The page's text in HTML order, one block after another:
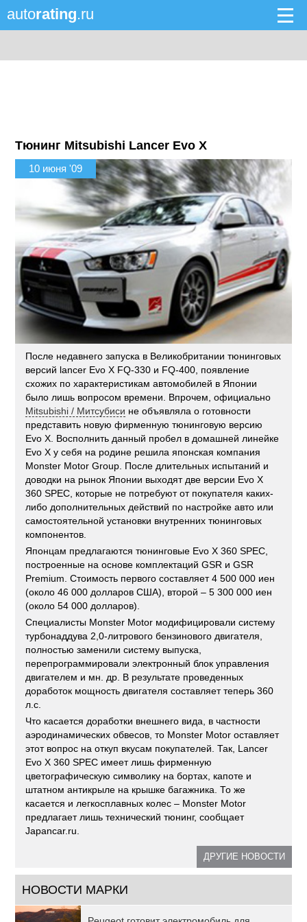
autorating.ru
Тюнинг Mitsubishi Lancer Evo X
10 июня '09
После недавнего запуска в Великобритании тюнинговых
версий lancer Evo X FQ-330 и FQ-400, появление
схожих по характеристикам автомобилей в Японии
было лишь вопросом времени. Впрочем, официально
Mitsubishi / Митсубиси не объявляла о готовности
представить новую фирменную тюнинговую версию
Evo X. Восполнить данный пробел в домашней линейке
Evo X у себя на родине решила японская компания
Monster Motor Group. После длительных испытаний и
доводки на рынок Японии выходят две версии Evo X
360 SPEC, которые не потребуют от покупателя каких-
либо дополнительных действий по настройке авто или
самостоятельной установки внутренних тюнинговых
компонентов.
Японцам предлагаются тюнинговые Evo X 360 SPEC,
построенные на основе комплектаций GSR и GSR
Premium. Стоимость первого составляет 4 500 000 иен
(около 46 000 долларов США), второй – 5 300 000 иен
(около 54 000 долларов).
Специалисты Monster Motor модифицировали систему
турбонаддува 2,0-литрового бензинового двигателя,
полностью заменили систему выпуска,
перепрограммировали электронный блок управления
двигателем и мн. др. В результате проведенных
доработок мощность двигателя составляет теперь 360
л.с.
Что касается доработки внешнего вида, в частности
аэродинамических обвесов, то Monster Motor оставляет
этот вопрос на откуп вкусам покупателей. Так, Lancer
Evo X 360 SPEC имеет лишь фирменную
цветографическую символику на бортах, капоте и
штатном антикрыле на крышке багажника. То же
касается и легкосплавных колес – Monster Motor
предлагает лишь технический тюнинг, сообщает
Japancar.ru.
ДРУГИЕ НОВОСТИ
НОВОСТИ МАРКИ